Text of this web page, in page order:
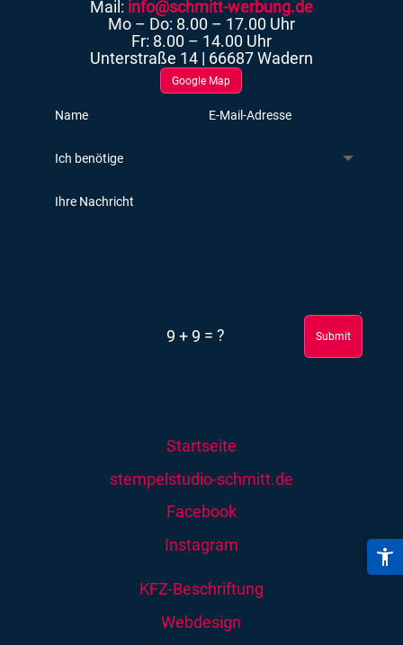
Mail: info@schmitt-werbung.de
Mo – Do: 8.00 – 17.00 Uhr
Fr: 8.00 – 14.00 Uhr
Unterstraße 14 | 66687 Wadern
Google Map
9 + 9 =? Submit
Startseite
stempelstudio-schmitt.de
Facebook
Instagram
KFZ-Beschriftung
Webdesign